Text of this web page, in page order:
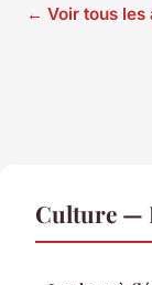
← Voir tous les
Culture —